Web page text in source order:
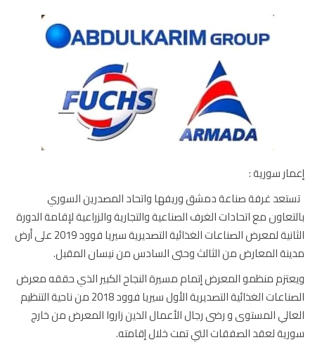
سورية :
غرفة صناعة دمشق وريفها واتحاد المصدرين السوري
مع اتحادات الغرف الصناعية والتجارية والزراعية لإقامة الدورة
الثانية لمعرض الصناعات الغذائية التصديرية سيريا فوود 2019 على أرض
المعارض من الثالث وحتى السادس من نيسان المقبل.
منظمو المعرض إتمام مسيرة النجاح الكبير الذي حققه معرض
الصناعات الغذائية التصديرية الأول سيريا فوود 2018 من ناحية التنظيم
المستوى و رضى رجال الأعمال الذين زاروا المعرض من خارج
لعقد الصفقات التي تمت خلال إقامته.